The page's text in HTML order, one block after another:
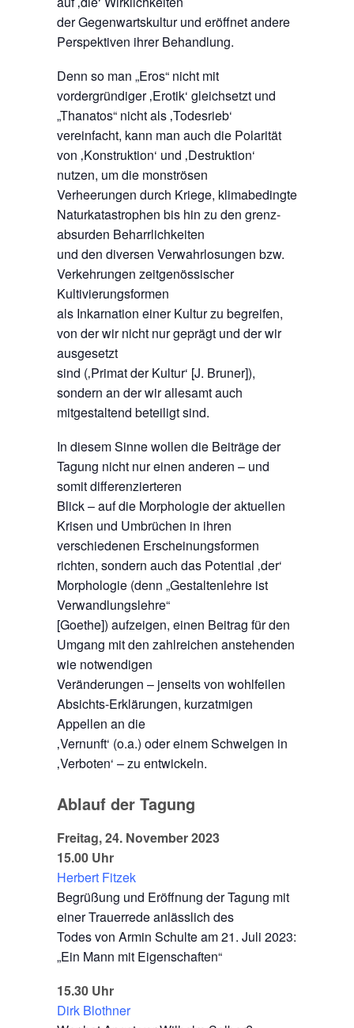
der Gegenwartskultur und eröffnet andere
Perspektiven ihrer Behandlung.
Denn so man „Eros“ nicht mit
vordergründiger ‚Erotik‘ gleichsetzt und
„Thanatos“ nicht als ‚Todesrieb‘
vereinfacht, kann man auch die Polarität
von ‚Konstruktion‘ und ‚Destruktion‘
nutzen, um die monströsen
Verheerungen durch Kriege, klimabedingte
Naturkatastrophen bis hin zu den grenz-
absurden Beharrlichkeiten
und den diversen Verwahrlosungen bzw.
Verkehrungen zeitgenössischer
Kultivierungsformen
als Inkarnation einer Kultur zu begreifen,
von der wir nicht nur geprägt und der wir
ausgesetzt
sind (‚Primat der Kultur‘ [J. Bruner]),
sondern an der wir allesamt auch
mitgestaltend beteiligt sind.
In diesem Sinne wollen die Beiträge der
Tagung nicht nur einen anderen – und
somit differenzierteren
Blick – auf die Morphologie der aktuellen
Krisen und Umbrüchen in ihren
verschiedenen Erscheinungsformen
richten, sondern auch das Potential ‚der‘
Morphologie (denn „Gestaltenlehre ist
Verwandlungslehre“
[Goethe]) aufzeigen, einen Beitrag für den
Umgang mit den zahlreichen anstehenden
wie notwendigen
Veränderungen – jenseits von wohlfeilen
Absichts-Erklärungen, kurzatmigen
Appellen an die
‚Vernunft‘ (o.a.) oder einem Schwelgen in
‚Verboten‘ – zu entwickeln.
Ablauf der Tagung
Freitag, 24. November 2023
15.00 Uhr
Herbert Fitzek
Begrüßung und Eröffnung der Tagung mit
einer Trauerrede anlässlich des
Todes von Armin Schulte am 21. Juli 2023:
„Ein Mann mit Eigenschaften“
15.30 Uhr
Dirk Blothner